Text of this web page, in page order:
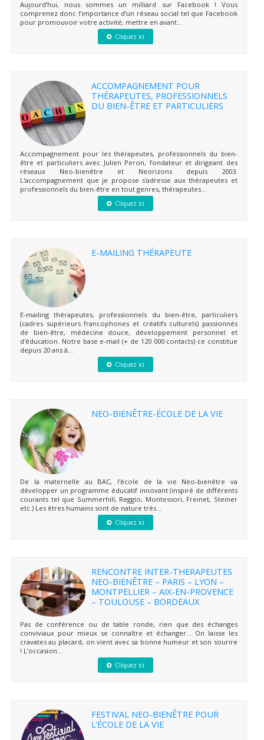
Aujourd’hui, nous sommes un milliard sur Facebook ! Vous
comprenez donc l’importance d’un réseau social tel que Facebook
pour promouvoir votre activité, mettre en avant...
Cliquez ici
ACCOMPAGNEMENT POUR
THÉRAPEUTES, PROFESSIONNELS
DU BIEN-ÊTRE ET PARTICULIERS
Accompagnement pour les thérapeutes, professionnels du bien-
être et particuliers avec Julien Peron, fondateur et dirigeant des
réseaux Neo-bienêtre et Neorizons depuis 2003.
L'accompagnement que je propose s'adresse aux thérapeutes et
professionnels du bien-être en tout genres, thérapeutes...
Cliquez ici
E-MAILING THÉRAPEUTE
E-mailing thérapeutes, professionnels du bien-être, particuliers
(cadres supérieurs francophones et créatifs culturels) passionnés
de bien-être, médecine douce, développement personnel et
d'éducation. Notre base e-mail (+ de 120 000 contacts) ce constitue
depuis 20 ans à...
Cliquez ici
NEO-BIENÊTRE-ÉCOLE DE LA VIE
De la maternelle au BAC, l'école de la vie Neo-bienêtre va
développer un programme éducatif innovant (inspiré de différents
courants tel que Summerhill, Reggio, Montessori, Freinet, Steiner
etc.) Les êtres humains sont de nature très...
Cliquez ici
RENCONTRE INTER-THERAPEUTES
NEO-BIENÊTRE – PARIS – LYON –
MONTPELLIER – AIX-EN-PROVENCE
– TOULOUSE – BORDEAUX
Pas de conférence ou de table ronde, rien que des échanges
conviviaux pour mieux se connaître et échanger… On laisse les
cravates au placard, on vient avec sa bonne humeur et son sourire
! L’occasion...
Cliquez ici
FESTIVAL NEO-BIENÊTRE POUR
L’ÉCOLE DE LA VIE